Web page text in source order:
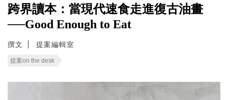
跨界讀本：當現代速食走進復古油畫
──Good Enough to Eat
撰文 提案編輯室
提案on the desk